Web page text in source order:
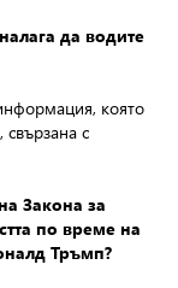
да водите
която
с
Закона за
по време на
Тръмп?